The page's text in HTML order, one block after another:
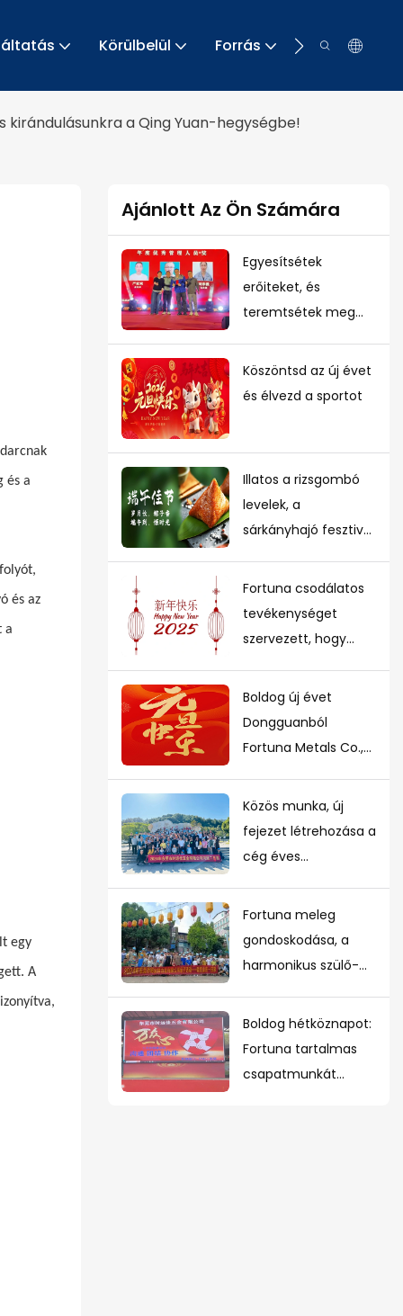
Körülbelül Forrás Kapcsolat
a Qing Yuan-hegységbe!
és a
és az
a
egy
A
Ajánlott Az Ön Számára
Egyesítsétek
erőiteket, és
teremtsétek meg
2025-ben a Fortuna
éves vacsorája
Köszöntsd az új évet
és élvezd a sportot
Illatos a rizsgombó
levelek, a
sárkányhajó fesztivál
Fortuna csodálatos
tevékenységet
szervezett, hogy
lehessen
Boldog új évet
Dongguanból
Fortuna Metals Co.,
Közös munka, új
fejezet létrehozása a
cég éves
Fortuna meleg
gondoskodása, a
harmonikus szülő-
elősegítése
Boldog hétköznapot:
Fortuna tartalmas
csapatmunkát